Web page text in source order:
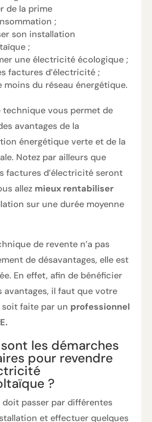
de la prime
;
son installation
;
une électricité écologique ;
factures d’électricité ;
moins du réseau énergétique.
technique vous permet de
avantages de la
énergétique verte et de la
Notez par ailleurs que
factures d’électricité seront
allez mieux rentabiliser
sur une durée moyenne
de revente n’a pas
de désavantages, elle est
En effet, afin de bénéficier
avantages, il faut que votre
faite par un professionnel
les démarches
pour revendre
?
doit passer par différentes
et effectuer quelques